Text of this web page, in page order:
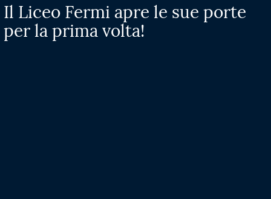
Il Liceo Fermi apre le sue porte
per la prima volta!